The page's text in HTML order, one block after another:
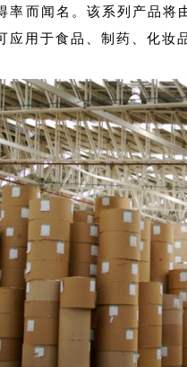
率而闻名。该系列产品将
应用于食品、制药、化妆